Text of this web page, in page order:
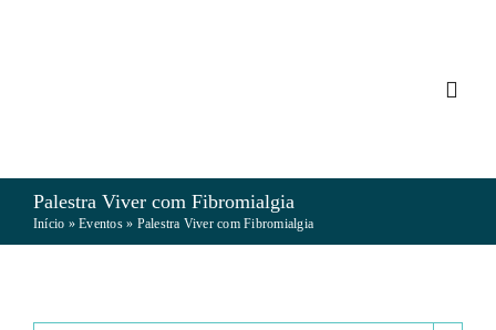
Palestra Viver com Fibromialgia
Início »Eventos» Palestra Viver com Fibromialgia